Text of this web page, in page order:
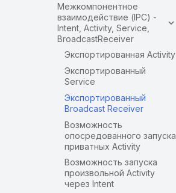
Межкомпонентное
взаимодействие (IPC) -
Intent, Activity, Service,
BroadcastReceiver
Экспортированная Activity
Экспортированный
Service
Экспортированный
Broadcast Receiver
Возможность
опосредованного запуска
приватных Activity
Возможность запуска
произвольной Activity
через Intent